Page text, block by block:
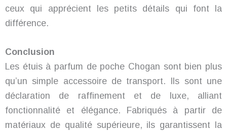
ceux qui apprécient les petits détails qui font la
différence.
Conclusion
Les étuis à parfum de poche Chogan sont bien plus
qu’un simple accessoire de transport. Ils sont une
déclaration de raffinement et de luxe, alliant
fonctionnalité et élégance. Fabriqués à partir de
matériaux de qualité supérieure, ils garantissent la